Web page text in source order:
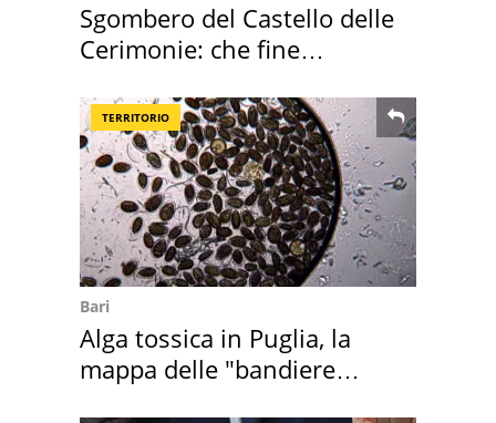
Sgombero del Castello delle
Cerimonie: che fine
TERRITORIO
Bari
Alga tossica in Puglia, la
mappa delle "bandiere